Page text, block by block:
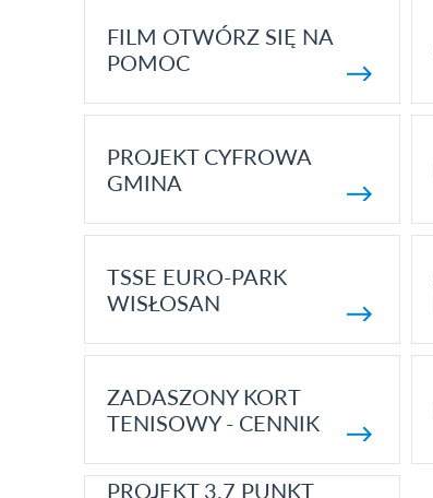
FILM OTWÓRZ SIĘ NA
POMOC
PROJEKT CYFROWA
GMINA
TSSE EURO-PARK
WISŁOSAN
ZADASZONY KORT
TENISOWY - CENNIK
PROJEKT 3.7 PUNKT